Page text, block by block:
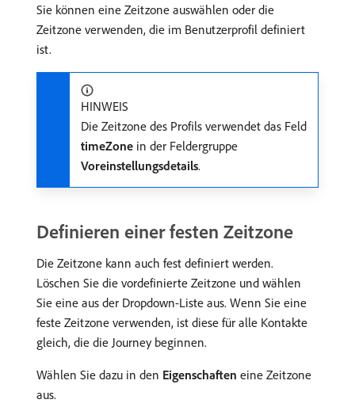
Sie können eine Zeitzone auswählen oder die
Zeitzone verwenden, die im Benutzerprofil definiert
ist.
HINWEIS
Die Zeitzone des Profils verwendet das Feld
timeZone in der Feldergruppe
Voreinstellungsdetails.
Definieren einer festen Zeitzone
Die Zeitzone kann auch fest definiert werden.
Löschen Sie die vordefinierte Zeitzone und wählen
Sie eine aus der Dropdown-Liste aus. Wenn Sie eine
feste Zeitzone verwenden, ist diese für alle Kontakte
gleich, die die Journey beginnen.
Wählen Sie dazu in den Eigenschaften eine Zeitzone
aus.